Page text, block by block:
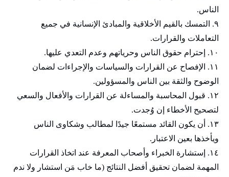
الناس.
٩. التمسك بالقيم الأخلاقية والمبادئ الإنسانية في جميع
التعاملات والقرارات.
١٠. إحترام حقوق الناس وحرياتهم وعدم التعدي عليها.
١١. الإفصاح عن القرارات والسياسات والإجراءات لضمان
الوضوح والثقة بين الناس والمسؤولين.
١٢. قبول المحاسبة والمساءلة عن القرارات والأفعال والسعي
لتصحيح الأخطاء إن وُجدت.
١٣. أن يكون القائد مستمعًا جيدًا لمطالب وشكاوى الناس
ويأخذها بعين الاعتبار.
١٤. إستشارة الخبراء وأصحاب المعرفة عند اتخاذ القرارات
المهمة لضمان تحقيق أفضل النتائج (ما خاب مَن استشار ولا ندم